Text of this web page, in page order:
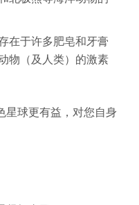
在于许多肥皂和牙膏
物（及人类）的激素
星球更有益，对您自身